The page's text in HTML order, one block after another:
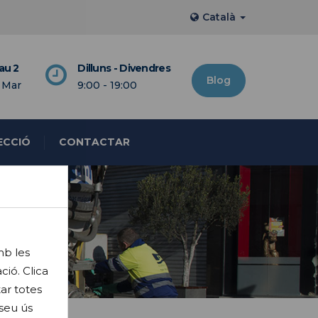
Català
Blog
2
Dilluns - Divendres
9:00 - 19:00
CONTACTAR
les
Clica
totes
ús